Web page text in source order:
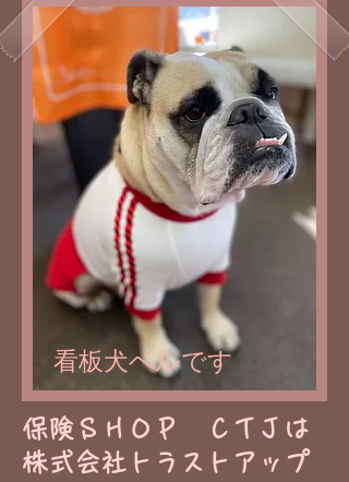
看板犬ベルです
​保険ＳＨＯＰ ＣＴＪは
株式会社トラストアップ